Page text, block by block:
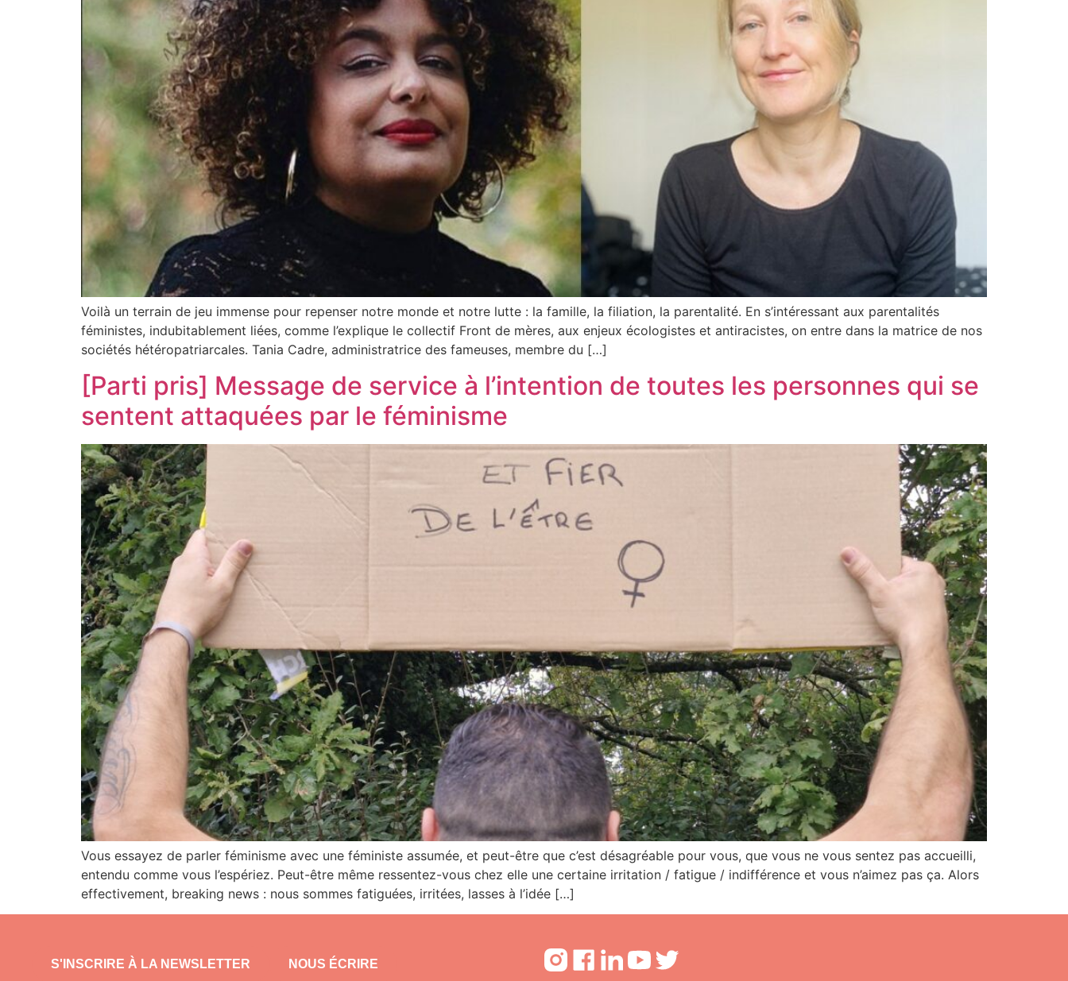
Voilà un terrain de jeu immense pour repenser notre monde et notre lutte : la famille, la filiation, la parentalité. En s’intéressant aux parentalités
féministes, indubitablement liées, comme l’explique le collectif Front de mères, aux enjeux écologistes et antiracistes, on entre dans la matrice de nos
sociétés hétéropatriarcales. Tania Cadre, administratrice des fameuses, membre du […]
[Parti pris] Message de service à l’intention de toutes les personnes qui se
sentent attaquées par le féminisme
Vous essayez de parler féminisme avec une féministe assumée, et peut-être que c’est désagréable pour vous, que vous ne vous sentez pas accueilli,
entendu comme vous l’espériez. Peut-être même ressentez-vous chez elle une certaine irritation / fatigue / indifférence et vous n’aimez pas ça. Alors
effectivement, breaking news : nous sommes fatiguées, irritées, lasses à l’idée […]
S'INSCRIRE À LA NEWSLETTER NOUS ÉCRIRE